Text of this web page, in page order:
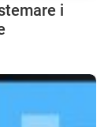
i